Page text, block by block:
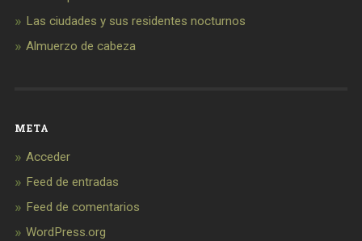
Las ciudades y sus residentes nocturnos
Almuerzo de cabeza
META
Acceder
Feed de entradas
Feed de comentarios
WordPress.org